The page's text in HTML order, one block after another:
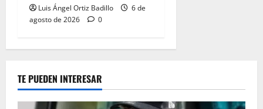
Luis Ángel Ortiz Badillo
6 de
agosto de 2026
0
TE PUEDEN INTERESAR